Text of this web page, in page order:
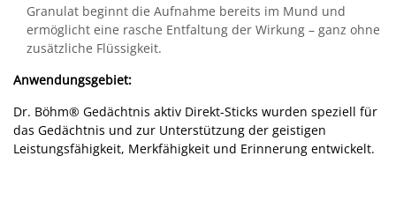
Granulat beginnt die Aufnahme bereits im Mund und
ermöglicht eine rasche Entfaltung der Wirkung – ganz ohne
zusätzliche Flüssigkeit.
Anwendungsgebiet:
Dr. Böhm® Gedächtnis aktiv Direkt-Sticks wurden speziell für
das Gedächtnis und zur Unterstützung der geistigen
Leistungsfähigkeit, Merkfähigkeit und Erinnerung entwickelt.